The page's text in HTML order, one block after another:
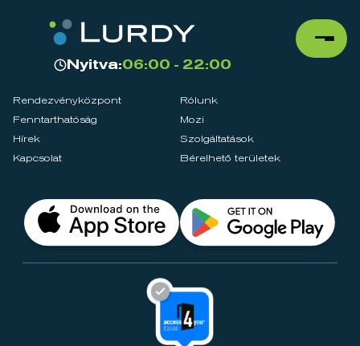
Nyitva:06:00 - 22:00
Rendezvényközpont
Rólunk
Fenntarthatóság
Mozi
Hírek
Szolgáltatások
Kapcsolat
Bérelhető területek